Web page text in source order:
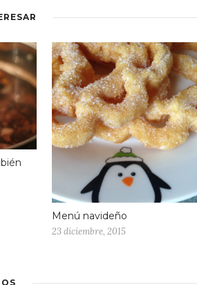
Menú navideño
23 diciembre, 2015